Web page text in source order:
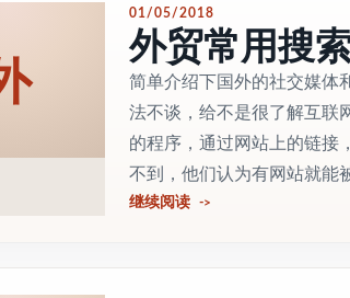
01/05/2018
外贸常用搜
简单介绍下国外的社交媒体
法不谈，给不是很了解互联
的程序，通过网站上的链接
不到，他们认为有网站就能
继续阅读